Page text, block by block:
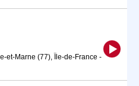
et-Marne (77), Île-de-France -